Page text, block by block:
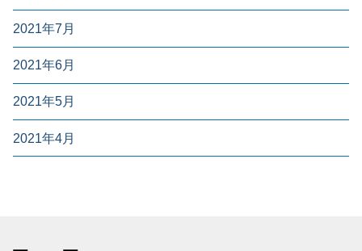
2021年7月
2021年6月
2021年5月
2021年4月